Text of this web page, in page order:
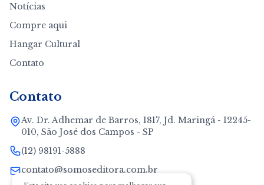
Notícias
Compre aqui
Hangar Cultural
Contato
Contato
Av. Dr. Adhemar de Barros, 1817, Jd. Maringá - 12245-
010, São José dos Campos - SP
(12) 98191-5888
contato@somoseditora.com.br